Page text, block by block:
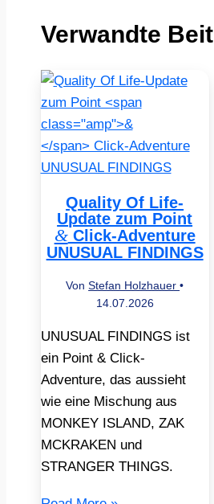
Verwandte
Quality Of Life-
Update zum Point
&Click-Adventure
UNUSUAL FINDINGS
VonStefan Holzhauer•
14.07.2026
UNUSUAL FINDINGS ist
ein Point & Click-
Adventure, das aussieht
wie eine Mischung aus
MONKEY ISLAND, ZAK
MCKRAKEN und
STRANGER THINGS.